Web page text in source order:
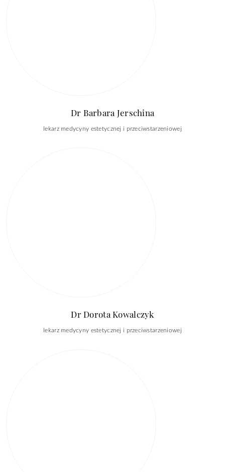
Dr Barbara Jerschina
lekarz medycyny estetycznej i przeciwstarzeniowej
Dr Dorota Kowalczyk
lekarz medycyny estetycznej i przeciwstarzeniowej